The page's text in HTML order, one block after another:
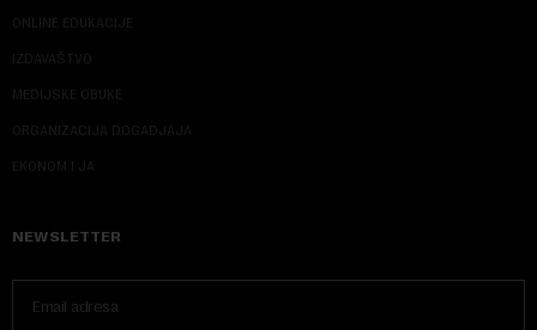
ONLINE EDUKACIJE
IZDAVAŠTVO
MEDIJSKE OBUKE
ORGANIZACIJA DOGADJAJA
EKONOM I JA
NEWSLETTER